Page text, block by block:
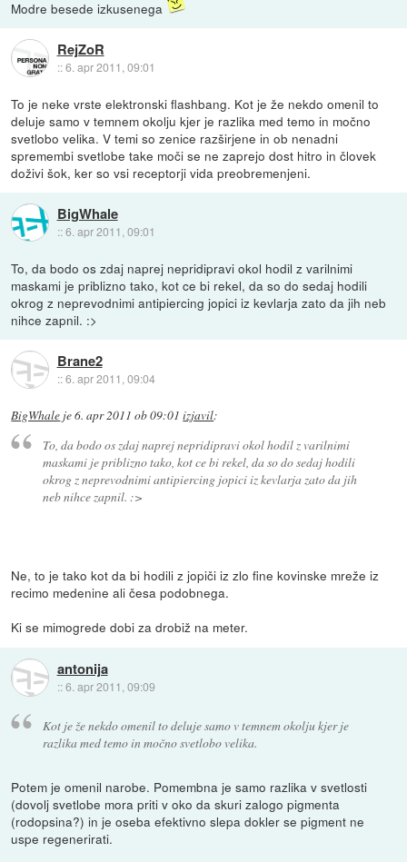
Modre besede izkusenega
RejZoR
::6. apr 2011, 09:01
To je neke vrste elektronski flashbang. Kot je že nekdo omenil to
deluje samo v temnem okolju kjer je razlika med temo in močno
svetlobo velika. V temi so zenice razširjene in ob nenadni
spremembi svetlobe take moči se ne zaprejo dost hitro in človek
doživi šok, ker so vsi receptorji vida preobremenjeni.
BigWhale
::6. apr 2011, 09:01
To, da bodo os zdaj naprej nepridipravi okol hodil z varilnimi
maskami je priblizno tako, kot ce bi rekel, da so do sedaj hodili
okrog z neprevodnimi antipiercing jopici iz kevlarja zato da jih neb
nihce zapnil. :>
Brane2
::6. apr 2011, 09:04
BigWhale je6. apr 2011 ob 09:01 izjavil:
To, da bodo os zdaj naprej nepridipravi okol hodil z varilnimi
maskami je priblizno tako, kot ce bi rekel, da so do sedaj hodili
okrog z neprevodnimi antipiercing jopici iz kevlarja zato da jih
neb nihce zapnil. :>
Ne, to je tako kot da bi hodili z jopiči iz zlo fine kovinske mreže iz
recimo medenine ali česa podobnega.
Ki se mimogrede dobi za drobiž na meter.
antonija
::6. apr 2011, 09:09
Kot je že nekdo omenil to deluje samo v temnem okolju kjer je
razlika med temo in močno svetlobo velika.
Potem je omenil narobe. Pomembna je samo razlika v svetlosti
(dovolj svetlobe mora priti v oko da skuri zalogo pigmenta
(rodopsina?) in je oseba efektivno slepa dokler se pigment ne
uspe regenerirati.